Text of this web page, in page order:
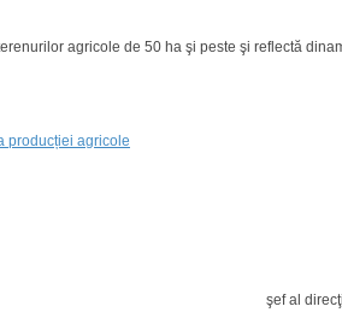
agricole de 50 ha şi peste şi reflectă
producției agricole
şef al